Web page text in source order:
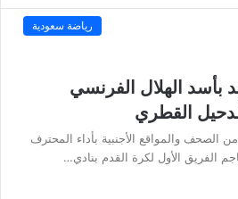
رياضة سعودية
بأسد الهلال الفرنسي
القطري
والمواقع الأجنبية بأداء المحترف
الفريق الأول لكرة القدم بنادي…